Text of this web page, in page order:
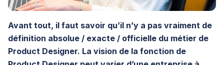
Avant tout, il faut savoir qu’il n’y a pas vraiment de
définition absolue / exacte / officielle du métier de
Product Designer. La vision de la fonction de